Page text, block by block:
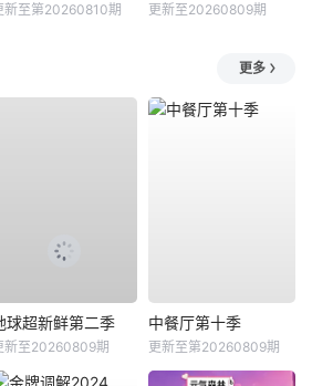
新至第20260810期 更新至20260809期
更多
球超新鲜第二季
新至20260809期
中餐厅第十季
更新至第20260809期